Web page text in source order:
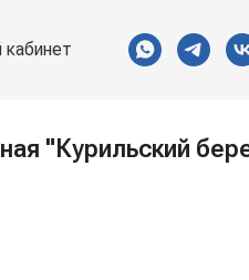
"Курильский